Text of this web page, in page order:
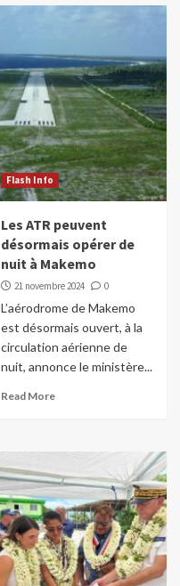
Flash Info
Les ATR peuvent
désormais opérer de
nuit à Makemo
21 novembre 2024 0
L’aérodrome de Makemo
est désormais ouvert, à la
circulation aérienne de
nuit, annonce le ministère...
Read More